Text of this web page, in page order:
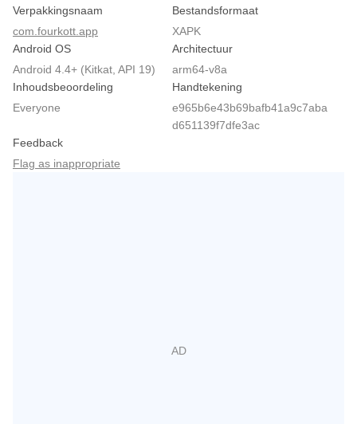
Verpakkingsnaam
com.fourkott.app
Bestandsformaat
XAPK
Android OS
Android 4.4+ (Kitkat, API 19)
Architectuur
arm64-v8a
Inhoudsbeoordeling
Everyone
Handtekening
e965b6e43b69bafb41a9c7aba
d651139f7dfe3ac
Feedback
Flag as inappropriate